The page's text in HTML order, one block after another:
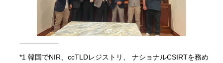
*1 韓国でNIR、ccTLDレジストリ、 ナショナルCSIRTを務め